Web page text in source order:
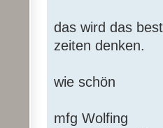
das wird das
zeiten denken.
wie schön
mfg Wolfing